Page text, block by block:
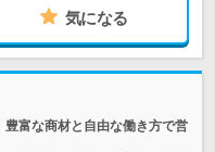
気になる
富な商材と自由な働き方で営